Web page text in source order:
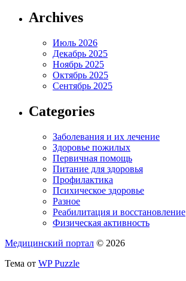
Archives
Июль 2026
Декабрь 2025
Ноябрь 2025
Октябрь 2025
Сентябрь 2025
Categories
Заболевания и их лечение
Здоровье пожилых
Первичная помощь
Питание для здоровья
Профилактика
Психическое здоровье
Разное
Реабилитация и восстановление
Физическая активность
Медицинский портал © 2026
Тема от WP Puzzle